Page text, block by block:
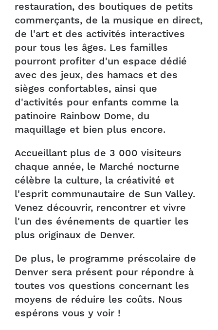
restauration, des boutiques de petits
commerçants, de la musique en direct,
de l'art et des activités interactives
pour tous les âges. Les familles
pourront profiter d'un espace dédié
avec des jeux, des hamacs et des
sièges confortables, ainsi que
d'activités pour enfants comme la
patinoire Rainbow Dome, du
maquillage et bien plus encore.
Accueillant plus de 3 000 visiteurs
chaque année, le Marché nocturne
célèbre la culture, la créativité et
l'esprit communautaire de Sun Valley.
Venez découvrir, rencontrer et vivre
l'un des événements de quartier les
plus originaux de Denver.
De plus, le programme préscolaire de
Denver sera présent pour répondre à
toutes vos questions concernant les
moyens de réduire les coûts. Nous
espérons vous y voir !